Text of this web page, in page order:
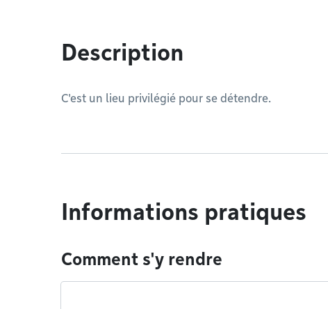
Description
C'est un lieu privilégié pour se détendre.
Informations pratiques
Comment s'y rendre